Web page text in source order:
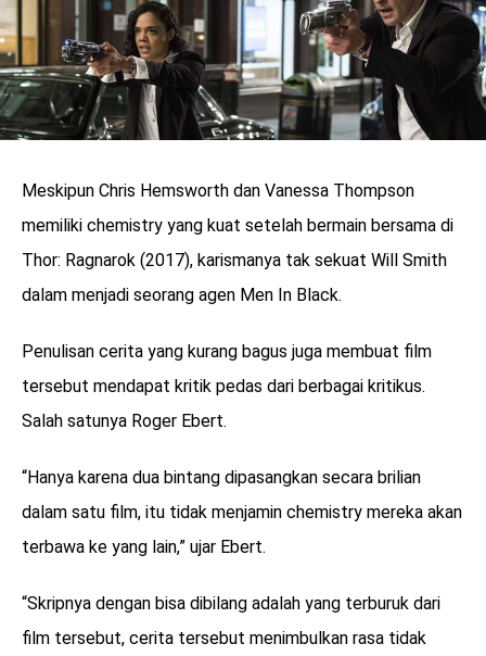
Meskipun Chris Hemsworth dan Vanessa Thompson
memiliki chemistry yang kuat setelah bermain bersama di
Thor: Ragnarok (2017), karismanya tak sekuat Will Smith
dalam menjadi seorang agen Men In Black.
Penulisan cerita yang kurang bagus juga membuat film
tersebut mendapat kritik pedas dari berbagai kritikus.
Salah satunya Roger Ebert.
“Hanya karena dua bintang dipasangkan secara brilian
dalam satu film, itu tidak menjamin chemistry mereka akan
terbawa ke yang lain,” ujar Ebert.
“Skripnya dengan bisa dibilang adalah yang terburuk dari
film tersebut, cerita tersebut menimbulkan rasa tidak